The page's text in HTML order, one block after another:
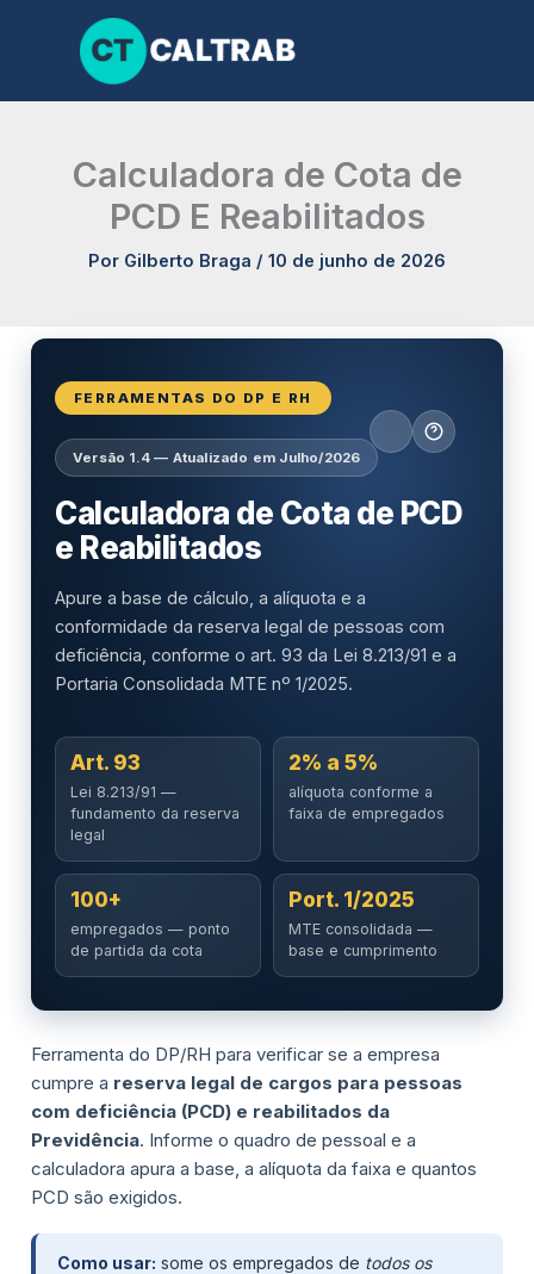
conteúdo
Calculadora de Cota de
PCD E Reabilitados
Por Gilberto Braga / 10 de junho de 2026
FERRAMENTAS DO DP E RH
Versão 1.4 — Atualizado em Julho/2026
Calculadora de Cota de PCD
e Reabilitados
Apure a base de cálculo, a alíquota e a
conformidade da reserva legal de pessoas com
deficiência, conforme o art. 93 da Lei 8.213/91 e a
Portaria Consolidada MTE nº 1/2025.
Art. 93
Lei 8.213/91 —
fundamento da reserva
legal
2% a 5%
alíquota conforme a
faixa de empregados
100+
empregados — ponto
de partida da cota
Port. 1/2025
MTE consolidada —
base e cumprimento
Ferramenta do DP/RH para verificar se a empresa
cumpre a reserva legal de cargos para pessoas
com deficiência (PCD) e reabilitados da
Previdência. Informe o quadro de pessoal e a
calculadora apura a base, a alíquota da faixa e quantos
PCD são exigidos.
Como usar: some os empregados de todos os